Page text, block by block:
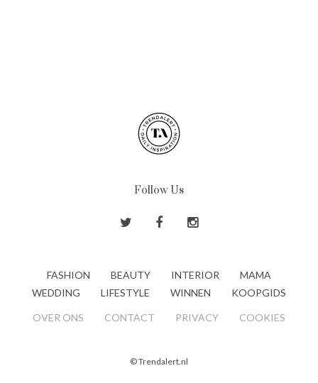
Follow Us
FASHION BEAUTY INTERIOR
MAMA
WEDDING
LIFESTYLE WINNEN KOOPGIDS
OVER ONS CONTACT PRIVACY COOKIES
© Trendalert.nl